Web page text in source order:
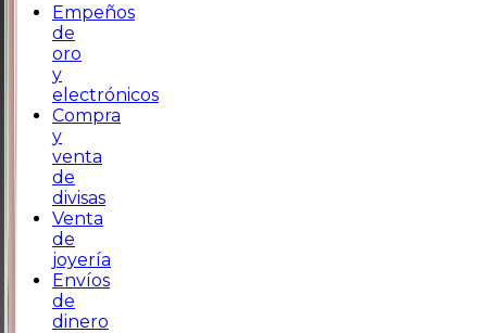
Empeños
de
oro
y
electrónicos
Compra
y
venta
de
divisas
Venta
de
joyería
Envíos
de
dinero